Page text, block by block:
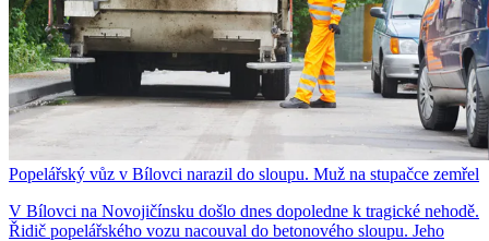
Popelářský vůz v Bílovci narazil do sloupu. Muž na stupačce zemřel
V Bílovci na Novojičínsku došlo dnes dopoledne k tragické nehodě.
Řidič popelářského vozu nacouval do betonového sloupu. Jeho